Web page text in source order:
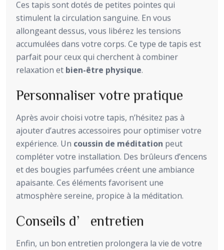
Ces tapis sont dotés de petites pointes qui
stimulent la circulation sanguine. En vous
allongeant dessus, vous libérez les tensions
accumulées dans votre corps. Ce type de tapis est
parfait pour ceux qui cherchent à combiner
relaxation et bien-être physique.
Personnaliser votre pratique
Après avoir choisi votre tapis, n’hésitez pas à
ajouter d’autres accessoires pour optimiser votre
expérience. Un coussin de méditation peut
compléter votre installation. Des brûleurs d’encens
et des bougies parfumées créent une ambiance
apaisante. Ces éléments favorisent une
atmosphère sereine, propice à la méditation.
Conseils d’entretien
Enfin, un bon entretien prolongera la vie de votre